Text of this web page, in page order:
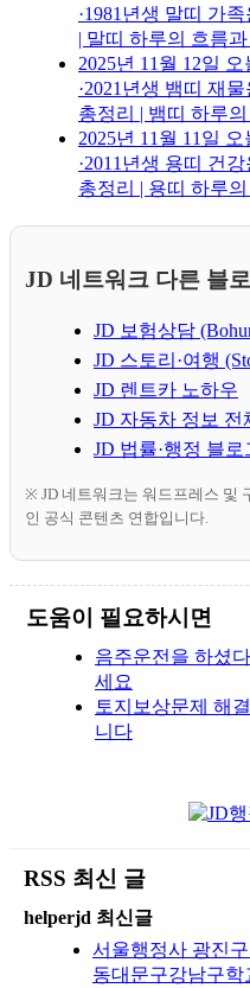
·1981년생 말띠 가
| 말띠 하루의 흐름과
2025년 11월 12일 오
·2021년생 뱀띠 재
총정리 | 뱀띠 하루
2025년 11월 11일 오
·2011년생 용띠 건
총정리 | 용띠 하루
JD 네트워크 다른 블
JD 보험상담
JD 스토리·여행
JD 렌트카 노하우
JD 자동차 정보 전
JD 법률·행정 블로
※ JD 네트워크는 워드프레스 및
인 공식 콘텐츠 연합입니다.
도움이 필요하시면
음주운전을 하셨
세요
토지보상문제 해
니다
RSS 최신 글
helperjd 최신글
서울행정사 광진
동대문구강남구